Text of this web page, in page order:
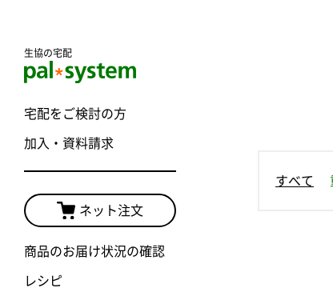
生協の宅配
宅配をご検討の方
加入・資料請求
ネット注文
商品のお届け状況の確認
レシピ
すべて